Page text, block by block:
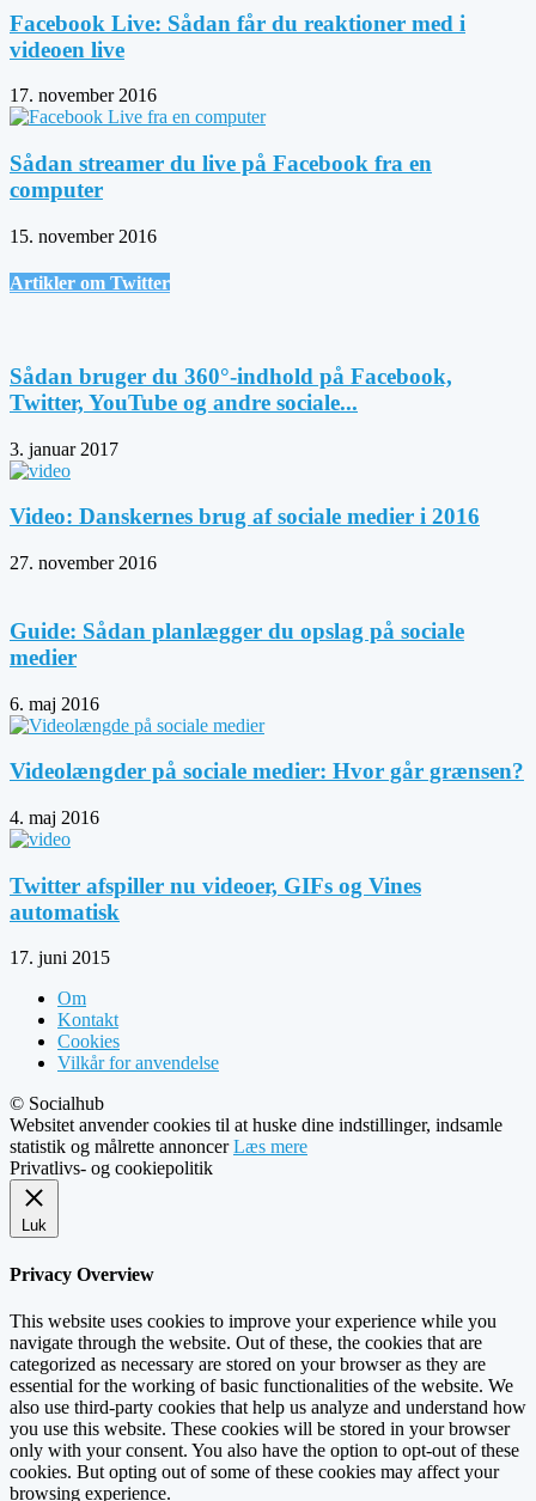
Facebook Live: Sådan får du reaktioner med i
videoen live
17. november 2016
Sådan streamer du live på Facebook fra en
computer
15. november 2016
Artikler om Twitter
Sådan bruger du 360°-indhold på Facebook,
Twitter, YouTube og andre sociale...
3. januar 2017
Video: Danskernes brug af sociale medier i 2016
27. november 2016
Guide: Sådan planlægger du opslag på sociale
medier
6. maj 2016
Videolængder på sociale medier: Hvor går grænsen?
4. maj 2016
Twitter afspiller nu videoer, GIFs og Vines
automatisk
17. juni 2015
Om
Kontakt
Cookies
Vilkår for anvendelse
© Socialhub
Websitet anvender cookies til at huske dine indstillinger, indsamle
statistik og målrette annoncerLæs mere
Privatlivs- og cookiepolitik
Luk
Privacy Overview
This website uses cookies to improve your experience while you
navigate through the website. Out of these, the cookies that are
categorized as necessary are stored on your browser as they are
essential for the working of basic functionalities of the website. We
also use third-party cookies that help us analyze and understand how
you use this website. These cookies will be stored in your browser
only with your consent. You also have the option to opt-out of these
cookies. But opting out of some of these cookies may affect your
browsing experience.